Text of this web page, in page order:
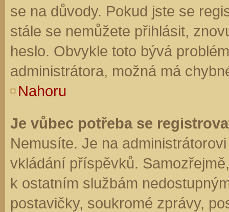
se na důvody. Pokud jste se
stále se nemůžete přihlásit,
heslo. Obvykle toto bývá
administrátora, možná má
Nahoru
Je vůbec potřeba se
Nemusíte. Je na
vkládání příspěvků.
k ostatním službám
postavičky, soukromé zprávy,